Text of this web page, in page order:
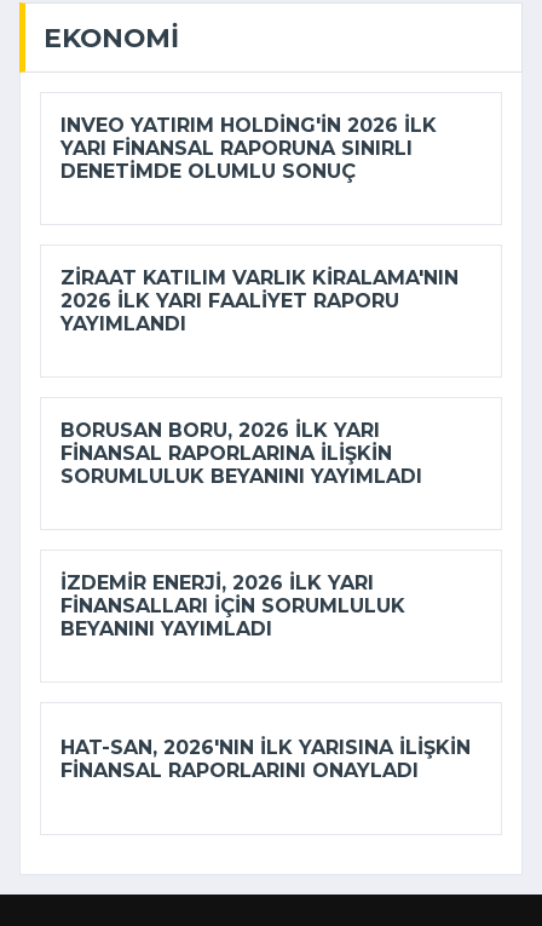
EKONOMI
INVEO YATIRIM HOLDING'IN 2026 ILK
YARI FINANSAL RAPORUNA SINIRLI
DENETIMDE OLUMLU SONUÇ
ZIRAAT KATILIM VARLIK KIRALAMA'NIN
2026 ILK YARI FAALIYET RAPORU
YAYIMLANDI
BORUSAN BORU, 2026 ILK YARI
FINANSAL RAPORLARINA ILIŞKIN
SORUMLULUK BEYANINI YAYIMLADI
İZDEMİR ENERJI, 2026 ILK YARI
FINANSALLARI IÇIN SORUMLULUK
BEYANINI YAYIMLADI
HAT-SAN, 2026'NIN ILK YARISINA ILIŞKIN
FINANSAL RAPORLARINI ONAYLADI